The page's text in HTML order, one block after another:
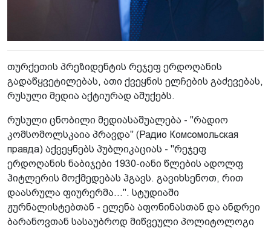
თურქეთის პრეზიდენტის რეჯეფ ერდოღანის
გადაწყვეტილებას, ათი ქვეყნის ელჩების გაძევებას,
რუსული მედია აქტიურად აშუქებს.
რუსული ცნობილი მედიასაშუალება - "რადიო
კომსომოლსკაია პრავდა" (Радио Комсомольская
правда) აქვეყნებს პუბლიკაციას - "რეჯეფ
ერდოღანის ნაბიჯები 1930-იანი წლების ადოლფ
ჰიტლერის მოქმედებას ჰგავს. გავიხსენოთ, რით
დაასრულა ფიურერმა...". სტუდიაში
ჟურნალისტებთან - ელენა აფონინასთან და ანდრეი
ბარანოვთან სასაუბროდ მიწვეული პოლიტოლოგი